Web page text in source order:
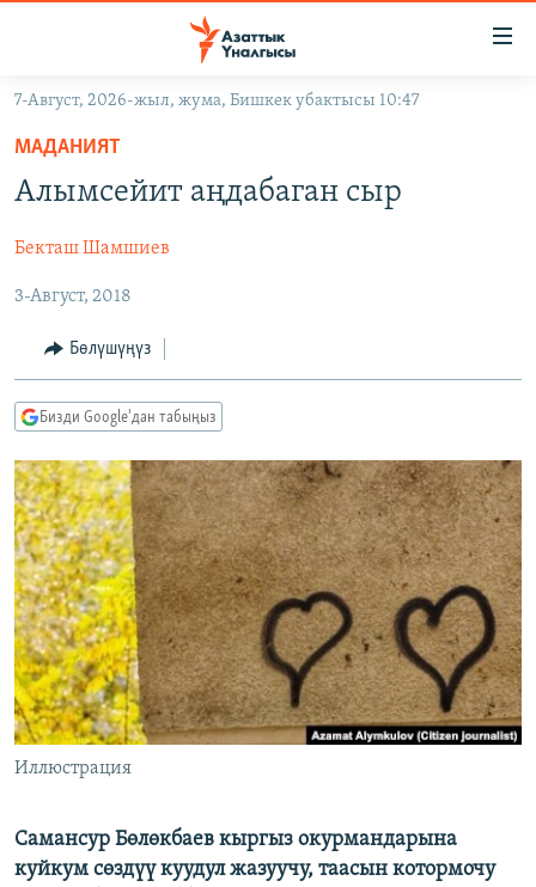
Навигацияга
өтүңүз
Издөөгө
салыңыз
САЯСАТ
ЭКОНОМИКА
МАДАНИЯТ
ДҮЙНӨ
БОРБОР АЗИЯ
УКРАИНА
АТАЙЫН ИЛИКТӨӨ
ТВ ПРОГРАММАЛАР
БҮГҮН АЗАТТЫКТА
ЭКСПЕРТТЕР ТАЛДАЙТ
БИЗ ЖАНА ДҮЙНӨ
ДАНИСТЕ
ЭЖЕ-СИҢДИЛЕР
АЗАТТЫК+
ЫҢГАЙСЫЗ СУРООЛОР
ПОДКАСТ
ӨЗГӨЧӨ ПИКИР
Русский
ОНЛАЙН ШЕРИНЕ
ЭЕ/АРнун бардык сайттары
7-Август, 2026-жыл, жума, Бишкек убактысы 10:47
МАДАНИЯТ
Алымсейит аңдабаган сыр
Бекташ Шамшиев
3-Август, 2018
Бөлүшүңүз
Бизди Google'дан табыңыз
Иллюстрация
Самансур Бөлөкбаев кыргыз окурмандарына
куйкум сөздүү куудул жазуучу, таасын котормочу